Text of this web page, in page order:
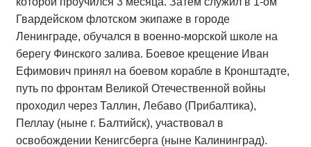
Гвардейском флотском экипаже в городе
Ленинграде, обучался в военно-морской школе на
берегу Финского залива. Боевое крещение Иван
Ефимович принял на боевом корабле в Кронштадте,
путь по фронтам Великой Отечественной войны
проходил через Таллин, Лебаво (Прибалтика),
Пеллау (ныне г. Балтийск), участвовал в
освобождении Кенигсберга (ныне Калининград).